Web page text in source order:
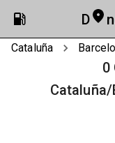
D
Cataluña
0